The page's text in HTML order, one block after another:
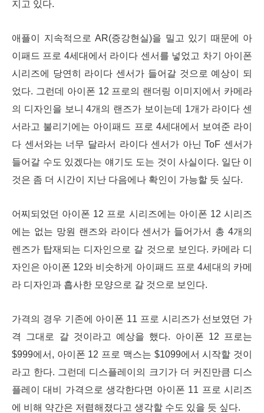
지고 있다.
애플이 지속적으로 AR(증강현실)을 밀고 있기 때문에 아
이패드 프로 4세대에서 라이다 센서를 넣었고 차기 아이폰
시리즈에 당연히 라이다 센서가 들어갈 것으로 예상이 되
었다. 그런데 아이폰 12 프로의 랜더링 이미지에서 카메라
의 디자인을 보니 4개의 랜즈가 보이는데 1개가 라이다 센
서라고 불리기에는 아이패드 프로 4세대에서 보여준 라이
다 센서와는 너무 달라서 라이다 센서가 아닌 ToF 센서가
들어갈 수도 있겠다는 얘기도 도는 것이 사실이다. 일단 이
것은 좀 더 시간이 지난 다음에나 확인이 가능할 듯 싶다.
어찌되었던 아이폰 12 프로 시리즈에는 아이폰 12 시리즈
에는 없는 망원 랜즈와 라이다 센서가 들어가서 총 4개의
렌즈가 탑재되는 디자인으로 갈 것으로 보인다. 카메라 디
자인은 아이폰 12와 비슷하게 아이패드 프로 4세대의 카메
라 디자인과 흡사한 모양으로 갈 것으로 보인다.
가격의 경우 기존에 아이폰 11 프로 시리즈가 선보였던 가
격 그대로 갈 것이라고 예상을 했다. 아이폰 12 프로는
$999에서, 아이폰 12 프로 맥스는 $1099에서 시작할 것이
라고 한다. 그런데 디스플레이의 크기가 더 커진만큼 디스
플레이 대비 가격으로 생각한다면 아이폰 11 프로 시리즈
에 비해 약간은 저렴해졌다고 생각할 수도 있을 듯 싶다.